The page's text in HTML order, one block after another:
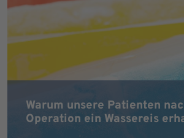
Warum unsere Patienten
Operation ein Wassereis